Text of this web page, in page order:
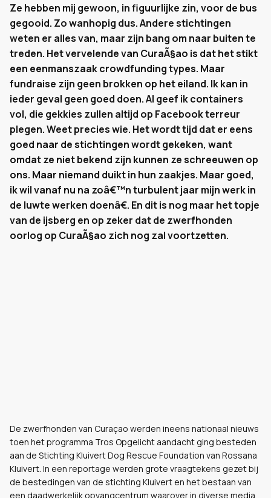
Ze hebben mij gewoon, in figuurlijke zin, voor de bus
gegooid. Zo wanhopig dus. Andere stichtingen
weten er alles van, maar zijn bang om naar buiten te
treden. Het vervelende van CuraÃ§ao is dat het stikt
een eenmanszaak crowdfunding types. Maar
fundraise zijn geen brokken op het eiland. Ik kan in
ieder geval geen goed doen. Al geef ik containers
vol, die gekkies zullen altijd op Facebook terreur
plegen. Weet precies wie. Het wordt tijd dat er eens
goed naar de stichtingen wordt gekeken, want
omdat ze niet bekend zijn kunnen ze schreeuwen op
ons. Maar niemand duikt in hun zaakjes. Maar goed,
ik wil vanaf nu na zoâ€™n turbulent jaar mijn werk in
de luwte werken doenâ€. En dit is nog maar het topje
van de ijsberg en op zeker dat de zwerfhonden
oorlog op CuraÃ§ao zich nog zal voortzetten.
De zwerfhonden van Curaçao werden ineens nationaal nieuws
toen het programma Tros Opgelicht aandacht ging besteden
aan de Stichting Kluivert Dog Rescue Foundation van Rossana
Kluivert. In een reportage werden grote vraagtekens gezet bij
de bestedingen van de stichting Kluivert en het bestaan van
een daadwerkelijk opvangcentrum waarover in diverse media